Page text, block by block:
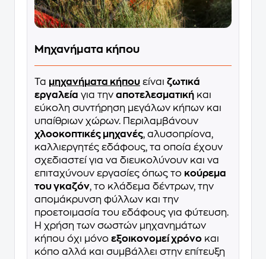
Μηχανήματα κήπου
Τα μηχανήματα κήπου είναι ζωτικά
εργαλεία για την αποτελεσματική και
εύκολη συντήρηση μεγάλων κήπων και
υπαίθριων χώρων. Περιλαμβάνουν
χλοοκοπτικές μηχανές, αλυσοπρίονα,
καλλιεργητές εδάφους, τα οποία έχουν
σχεδιαστεί για να διευκολύνουν και να
επιταχύνουν εργασίες όπως το κούρεμα
του γκαζόν, το κλάδεμα δέντρων, την
απομάκρυνση φύλλων και την
προετοιμασία του εδάφους για φύτευση.
Η χρήση των σωστών μηχανημάτων
κήπου όχι μόνο εξοικονομεί χρόνο και
κόπο αλλά και συμβάλλει στην επίτευξη